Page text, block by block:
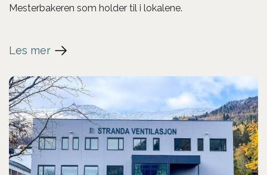
Mesterbakeren som holder til i lokalene.
Les mer